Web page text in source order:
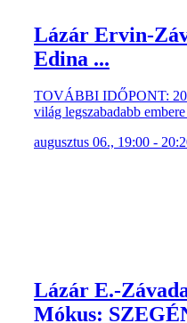
Lázár Ervin-
Edina ...
TOVÁBBI IDŐPONT:
világ legszabadabb
augusztus 06., 19:00 -
Lázár E.-
Mókus: